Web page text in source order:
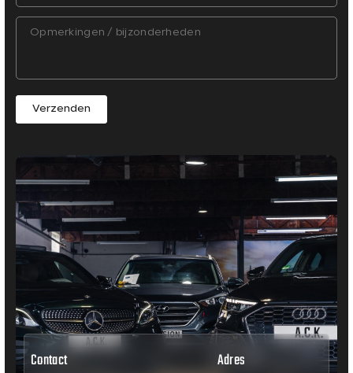
Verzenden
Contact Adres